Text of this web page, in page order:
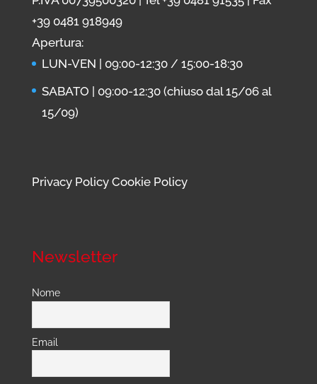
+39 0481 918949
Apertura:
LUN-VEN | 09:00-12:30 / 15:00-18:30
SABATO | 09:00-12:30 (chiuso dal 15/06 al
15/09)
Privacy Policy Cookie Policy
Newsletter
Nome
Email